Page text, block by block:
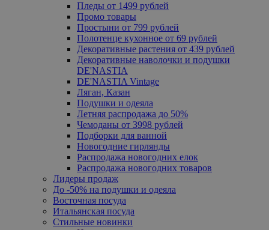
Пледы от 1499 рублей
Промо товары
Простыни от 799 рублей
Полотенце кухонное от 69 рублей
Декоративные растения от 439 рублей
Декоративные наволочки и подушки
DE'NASTIA
DE'NASTIA Vintage
Ляган, Казан
Подушки и одеяла
Летняя распродажа до 50%
Чемоданы от 3998 рублей
Подборки для ванной
Новогодние гирлянды
Распродажа новогодних елок
Распродажа новогодних товаров
Лидеры продаж
До -50% на подушки и одеяла
Восточная посуда
Итальянская посуда
Стильные новинки